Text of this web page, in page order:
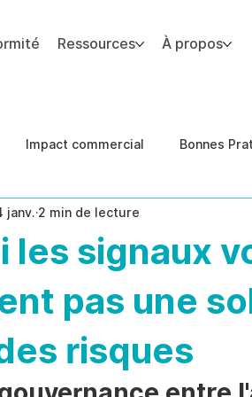
Ressources À propos
Impact commercial Bonnes
de cas Conformité
les signaux
pas une
risques
janv. 2 min de lecture